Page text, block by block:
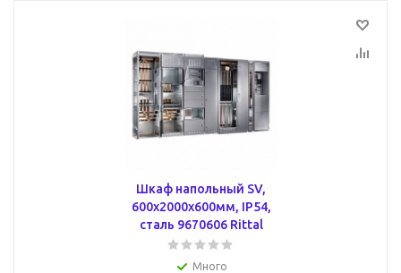
Шкаф напольный SV,
600x2000x600мм, IP54,
сталь 9670606 Rittal
Много